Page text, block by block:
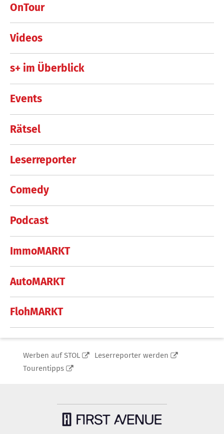
OnTour
Videos
s+ im Überblick
Events
Rätsel
Leserreporter
Comedy
Podcast
ImmoMARKT
AutoMARKT
FlohMARKT
Werben auf STOL
Leserreporter werden
Tourentipps